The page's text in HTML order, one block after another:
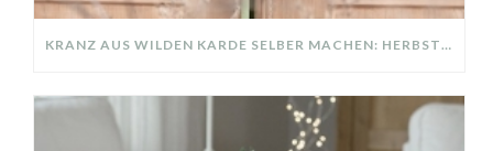
KRANZ AUS WILDEN KARDE SELBER MACHEN: HERBSTDEKO GANZ EINFACH